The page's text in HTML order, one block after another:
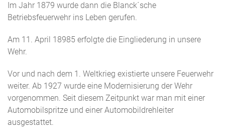
Im Jahr 1879 wurde dann die Blanck´sche
Betriebsfeuerwehr ins Leben gerufen.
Am 11. April 18985 erfolgte die Eingliederung in unsere
Wehr.
Vor und nach dem 1. Weltkrieg existierte unsere Feuerwehr
weiter. Ab 1927 wurde eine Modernisierung der Wehr
vorgenommen. Seit diesem Zeitpunkt war man mit einer
Automobilspritze und einer Automobildrehleiter
ausgestattet.